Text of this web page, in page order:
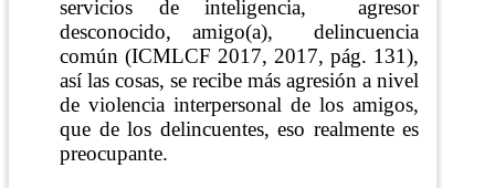
servicios de inteligencia,
agresor
desconocido, amigo(a),
delincuencia
común (ICMLCF 2017, 2017, pág. 131),
así las cosas, se recibe más agresión a nivel
de violencia interpersonal de los amigos,
que de los delincuentes, eso realmente es
preocupante.